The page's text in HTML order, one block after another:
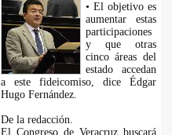
• El objetivo es
aumentar estas
participaciones
y que otras
cinco áreas del
estado accedan
a este fideicomiso, dice Édgar
Hugo Fernández.
De la redacción.
El Congreso de Veracruz buscará